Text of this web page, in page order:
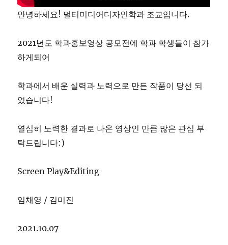
안녕하세요! 멀티미디어디자인학과 조교입니다.
2021년도 학과홍보영상 공모전에 학과 학생들이 참가
하게되어
학과에서 배운 실력과 노력으로 만든 작품이 당선 되
었습니다!
열심히 노력한 결과로 나온 영상인 만큼 많은 관심 부
탁드립니다:)
Screen Play&Editing
임채영 / 김미진
2021.10.07